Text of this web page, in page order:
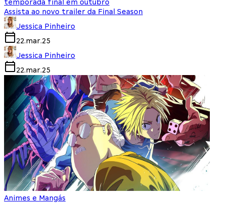
temporada final em outubro
Assista ao novo trailer da Final Season
Jessica Pinheiro
22.mar.25
Jessica Pinheiro
22.mar.25
Animes e Mangás